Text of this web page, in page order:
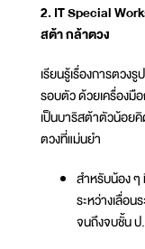
2. IT Special
สต้า กล้าตวง
เรียนรู้เรื่องการตวง
รอบตัว ด้วยเครื่องมื
เป็นบาริสต้าตัวน้อย
ตวงที่แม่นยำ
สำหรับน้อง
ระหว่างเลื่อ
จนถึงจบชั้น